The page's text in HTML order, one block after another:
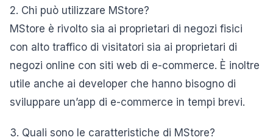
2. Chi può utilizzare MStore?
MStore è rivolto sia ai proprietari di negozi fisici
con alto traffico di visitatori sia ai proprietari di
negozi online con siti web di e-commerce. È inoltre
utile anche ai developer che hanno bisogno di
sviluppare un’app di e-commerce in tempi brevi.
3. Quali sono le caratteristiche di MStore?